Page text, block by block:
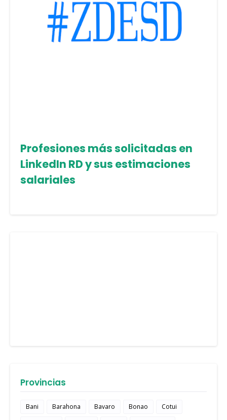
Profesiones más solicitadas en
LinkedIn RD y sus estimaciones
salariales
Provincias
Bani Barahona Bavaro Bonao
Cotui